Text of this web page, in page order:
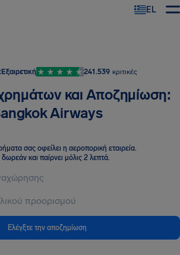
EL
Εξαιρετική 241.539 κριτικές
και Αποζημίωση:
Airways
σας οφείλει η αεροπορική εταιρεία.
δωρεάν και παίρνει μόλις 2 λεπτά.
Ελέγξτε την αποζημίωση